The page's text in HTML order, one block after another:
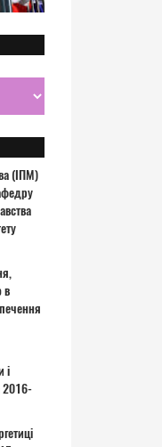
(ІПМ)
в
і
2016-